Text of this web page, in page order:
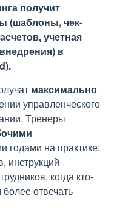
получит
(шаблоны, чек-
учетная
в
максимально
управленческого
Тренеры
годами на практике:
инструкций
когда кто-
отвечать